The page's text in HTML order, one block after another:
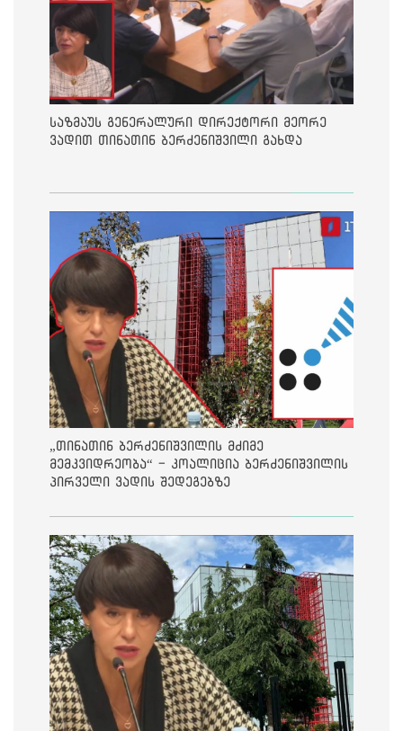
საზმაუს გენერალური დირექტორი მეორე
ვადით თინათინ ბერძენიშვილი გახდა
„თინათინ ბერძენიშვილის მძიმე
მემკვიდრეობა“ - კოალიცია ბერძენიშვილის
პირველი ვადის შედეგებზე